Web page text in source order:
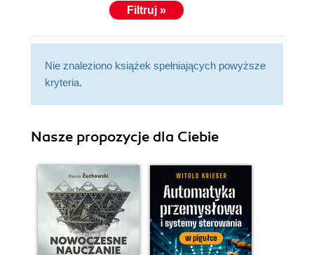
Filtruj »
Nie znaleziono książek spełniających powyższe
kryteria.
Nasze propozycje dla Ciebie